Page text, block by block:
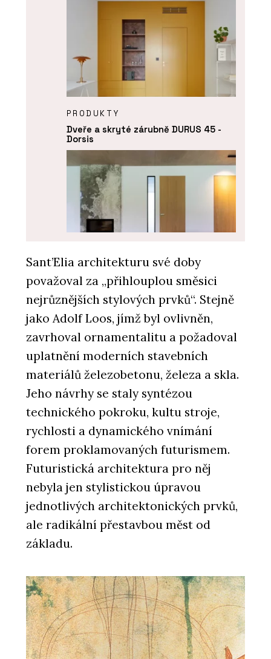
PRODUKTY
Dveře a skryté zárubně DURUS 45 -
Dorsis
PRODUKTY
Dveře a skryté zárubně FORTIUS 52 -
Dorsis
ČLÁNKY
Ekologičtější postup ve výrobě je
možný, ale vyžaduje větší přesnost,
disciplínu i kontrolu
PRODUKTY
Skrytá soklová lišta LINUS - Dorsis
Sant’Elia architekturu své doby
považoval za „přihlouplou směsici
nejrůznějších stylových prvků“. Stejně
jako Adolf Loos, jímž byl ovlivněn,
zavrhoval ornamentalitu a požadoval
uplatnění moderních stavebních
materiálů železobetonu, železa a skla.
Jeho návrhy se staly syntézou
technického pokroku, kultu stroje,
rychlosti a dynamického vnímání
forem proklamovaných futurismem.
Futuristická architektura pro něj
nebyla jen stylistickou úpravou
jednotlivých architektonických prvků,
ale radikální přestavbou měst od
základu.